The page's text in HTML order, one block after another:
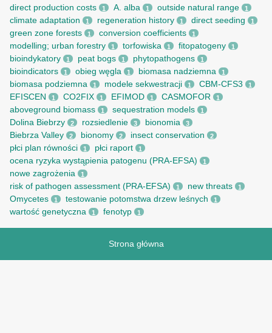
direct production costs 1 A. alba 1 outside natural range 1
climate adaptation 1 regeneration history 1 direct seeding 1
green zone forests 1 conversion coefficients 1
modelling; urban forestry 1 torfowiska 1 fitopatogeny 1
bioindykatory 1 peat bogs 1 phytopathogens 1
bioindicators 1 obieg węgla 1 biomasa nadziemna 1
biomasa podziemna 1 modele sekwestracji 1 CBM-CFS3 1
EFISCEN 1 CO2FIX 1 EFIMOD 1 CASMOFOR 1
aboveground biomass 1 sequestration models 1
Dolina Biebrzy 2 rozsiedlenie 3 bionomia 3
Biebrza Valley 2 bionomy 2 insect conservation 2
płci plan równości 1 płci raport 1
ocena ryzyka wystąpienia patogenu (PRA-EFSA) 1
nowe zagrożenia 1
risk of pathogen assessment (PRA-EFSA) 1 new threats 1
Omycetes 1 testowanie potomstwa drzew leśnych 1
wartość genetyczna 1 fenotyp 1
Strona główna